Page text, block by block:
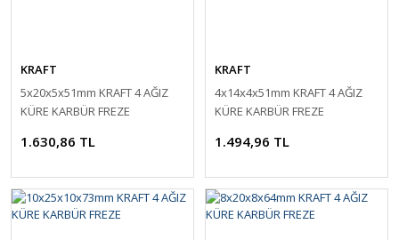
KRAFT
5x20x5x51mm KRAFT 4 AĞIZ
KÜRE KARBÜR FREZE
1.630,86 TL
KRAFT
4x14x4x51mm KRAFT 4 AĞIZ
KÜRE KARBÜR FREZE
1.494,96 TL